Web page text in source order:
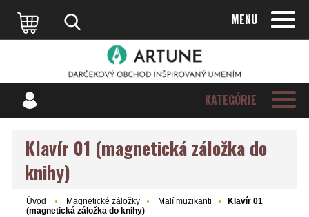
MENU
KATEGÓRIE
Klavír 01 (magnetická záložka do
knihy)
Úvod Magnetické záložky Malí muzikanti
Klavír 01
(magnetická záložka do knihy)